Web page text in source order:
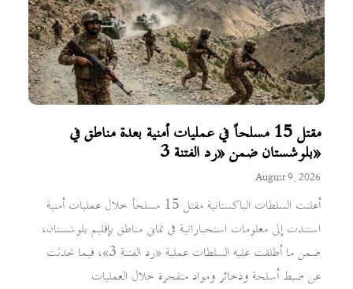
مقتل 15 مسلحاً في عمليات أمنية بعدة مناطق في
بلوشستان ضمن «رد الفتنة 3»
August 9, 2026
أعلنت السلطات الباكستانية مقتل 15 مسلحاً خلال عمليات أمنية
استندت إلى معلومات استخباراتية في ثماني مناطق بإقليم بلوشستان،
ضمن ما أطلقت عليه السلطات عملية «رد الفتنة 3»، فيما تحدثت
عن ضبط أسلحة وذخائر ومواد متفجرة خلال العمليات